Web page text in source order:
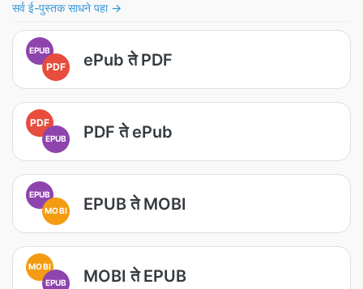
सर्व ई-पुस्तक साधने पहा →
EPUB
PDF ePub ते PDF
PDF
EPUB PDF ते ePub
EPUB
MOBI
EPUB ते MOBI
MOBI
EPUB
MOBI ते EPUB